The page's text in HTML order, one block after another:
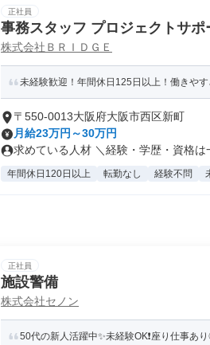
正社員
事務スタッフ プロジェクトサポ
株式会社ＢＲＩＤＧＥ
未経験歓迎！年間休日125日以上！働きや
〒550-0013大阪府大阪市西区新町
月給23万円～30万円
求めている人材 ＼経験・学歴・資格は
年間休日120日以上 転勤なし 経験不問
正社員
施設警備
株式会社セノン
50代の新人活躍中✨未経験OK❗座り仕事あ